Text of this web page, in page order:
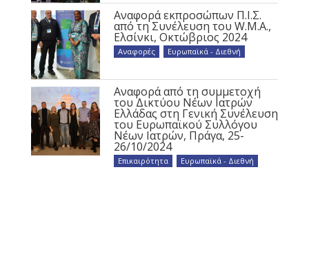
Αναφορά εκπροσώπων Π.Ι.Σ.
από τη Συνέλευση του W.M.A.,
Ελσίνκι, Οκτώβριος 2024
Αναφορές Ευρωπαϊκά - Διεθνή
Αναφορά από τη συμμετοχή
του Δικτύου Νέων Ιατρών
Ελλάδας στη Γενική Συνέλευση
του Ευρωπαϊκού Συλλόγου
Νέων Ιατρών, Πράγα, 25-
26/10/2024
Επικαιρότητα Ευρωπαϊκά - Διεθνή